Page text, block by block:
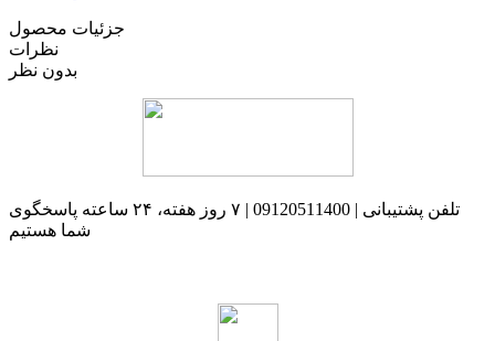
جزئیات محصول
نظرات
بدون نظر
تلفن پشتیبانی | 09120511400 | ۷ روز هفته، ۲۴ ساعته پاسخگوی
شما هستیم